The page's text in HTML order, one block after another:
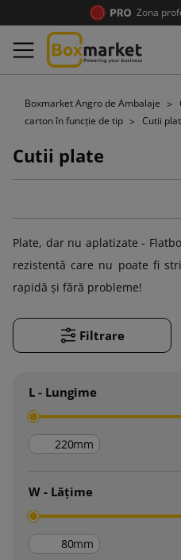
Zona
Boxmarket Angro de Ambalaje
carton în funcție de tip
Cutii
Cutii plate
Plate, dar nu aplatizate -
rezistentă care nu poate fi
rapidă și fără probleme!
Filtrare
L - Lungime
mm
W - Lățime
mm